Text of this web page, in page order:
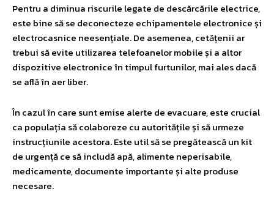
Pentru a diminua riscurile legate de descărcările electrice,
este bine să se deconecteze echipamentele electronice și
electrocasnice neesențiale. De asemenea, cetățenii ar
trebui să evite utilizarea telefoanelor mobile și a altor
dispozitive electronice în timpul furtunilor, mai ales dacă
se află în aer liber.
În cazul în care sunt emise alerte de evacuare, este crucial
ca populația să colaboreze cu autoritățile și să urmeze
instrucțiunile acestora. Este util să se pregătească un kit
de urgență ce să includă apă, alimente neperisabile,
medicamente, documente importante și alte produse
necesare.